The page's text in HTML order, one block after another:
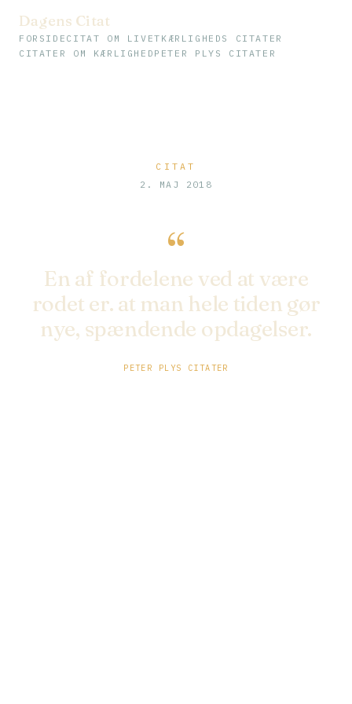
Dagens Citat
FORSIDE CITAT OM LIVET KÆRLIGHEDS CITATER
CITATER OM KÆRLIGHED PETER PLYS CITATER
CITAT
2. MAJ 2018
“
En af fordelene ved at være
rodet er. at man hele tiden gør
nye, spændende opdagelser.
PETER PLYS CITATER